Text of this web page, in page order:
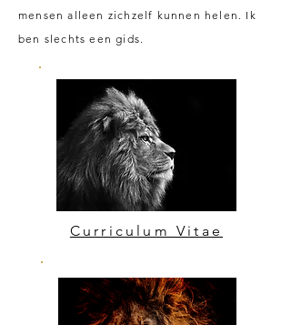
mensen alleen zichzelf kunnen helen. Ik
ben slechts een gids.
Curriculum Vitae